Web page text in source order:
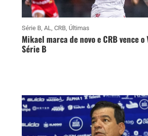
Série B, AL CRB, Últimas
Mikael marca de novo e CRB vence o
Série B